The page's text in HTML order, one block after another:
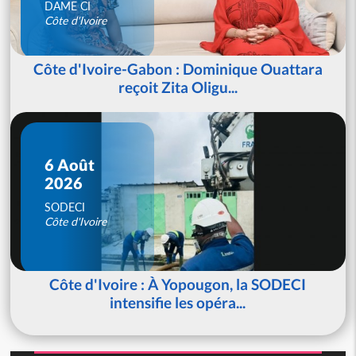
DAME CI
Côte d'Ivoire
Côte d'Ivoire-Gabon : Dominique Ouattara
reçoit Zita Oligu...
6 Août
2026
SODECI
Côte d'Ivoire
Côte d'Ivoire : À Yopougon, la SODECI
intensifie les opéra...